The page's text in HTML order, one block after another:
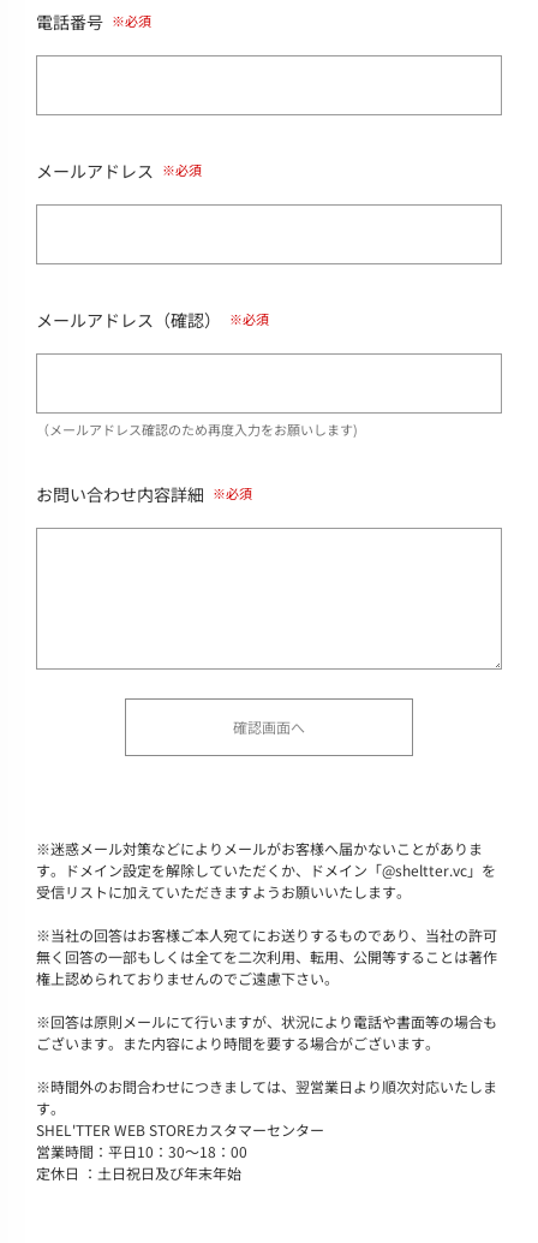
電話番号
メールアドレス
メールアドレス（確認）
（メールアドレス確認のため再度入力をお願いします)
お問い合わせ内容詳細
※迷惑メール対策などによりメールがお客様へ届かないことがありま
す。ドメイン設定を解除していただくか、ドメイン「@sheltter.vc」を
受信リストに加えていただきますようお願いいたします。
※当社の回答はお客様ご本人宛てにお送りするものであり、当社の許可
無く回答の一部もしくは全てを二次利用、転用、公開等することは著作
権上認められておりませんのでご遠慮下さい。
※回答は原則メールにて行いますが、状況により電話や書面等の場合も
ございます。また内容により時間を要する場合がございます。
※時間外のお問合わせにつきましては、翌営業日より順次対応いたしま
す。
SHEL'TTER WEB STOREカスタマーセンター
営業時間：平日10：30～18：00
定休日 ：土日祝日及び年末年始